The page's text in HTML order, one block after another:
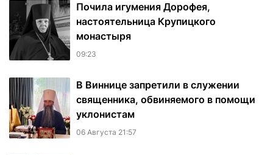
Почила игумения Дорофея,
настоятельница Крупицкого
монастыря
09:23
В Виннице запретили в служении
священника, обвиняемого в помощи
уклонистам
06 Августа 21:57